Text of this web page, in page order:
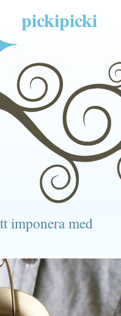
pickipicki
imponera med